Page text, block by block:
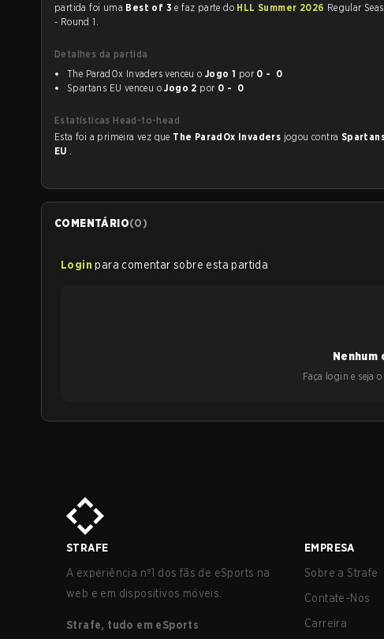
partida foi uma Best of 3e faz parte do HLL Summer 2026 Regular
- Round 1.
Detalhes da partida
The ParadOx Invaders venceu o Jogo 1 por
0 - 0
Spartans EU venceu oJogo 2 por 0 - 0
Estatísticas Head-to-head
Esta foi a primeira vez que The ParadOx Invaders jogou contra
EU .
COMENTÁRIO(0)
Login para comentar sobre esta partida
Nenhum
Faça login e seja
STRAFE
A experiência nº1 dos fãs de eSports na
web e em dispositivos móveis.
Strafe, tudo em eSports
EMPRESA
Sobre a Strafe
Contate-Nos
Carreira